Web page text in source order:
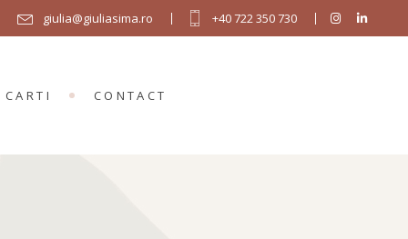
giulia@giuliasima.ro +40 722 350 730
CARTI CONTACT